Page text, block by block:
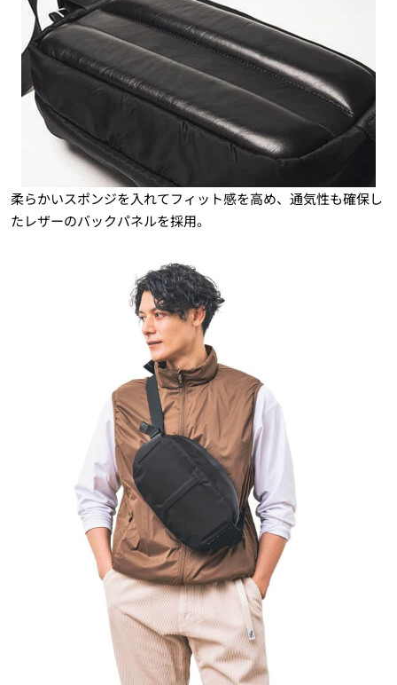
柔らかいスポンジを入れてフィット感を高め、通気性も確保し
たレザーのバックパネルを採用。